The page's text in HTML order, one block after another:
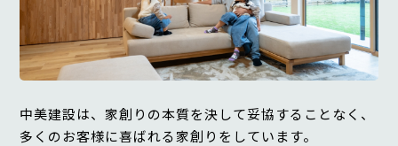
中美建設は、家創りの本質を決して妥協することなく、
多くのお客様に喜ばれる家創りをしています。